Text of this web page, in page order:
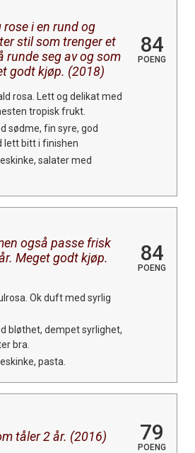
i en rund og
stil som trenger et
runde seg av og som
godt kjøp. (2018)
84
POENG
rosa. Lett og delikat med
tropisk frukt.
sødme, fin syre, god
lett bitt i finishen
salater med
også passe frisk
Meget godt kjøp.
84
POENG
Ok duft med syrlig
bløthet, dempet syrlighet,
bra.
pasta.
tåler 2 år. (2016) 79
POENG